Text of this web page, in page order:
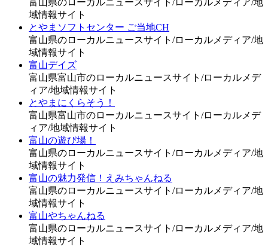
富山県のローカルニュースサイト/ローカルメディア/地
域情報サイト
とやまソフトセンター ご当地CH
富山県のローカルニュースサイト/ローカルメディア/地
域情報サイト
富山デイズ
富山県富山市のローカルニュースサイト/ローカルメデ
ィア/地域情報サイト
とやまにくらそう！
富山県富山市のローカルニュースサイト/ローカルメデ
ィア/地域情報サイト
富山の遊び場！
富山県のローカルニュースサイト/ローカルメディア/地
域情報サイト
富山の魅力発信！えみちゃんねる
富山県のローカルニュースサイト/ローカルメディア/地
域情報サイト
富山やちゃんねる
富山県のローカルニュースサイト/ローカルメディア/地
域情報サイト